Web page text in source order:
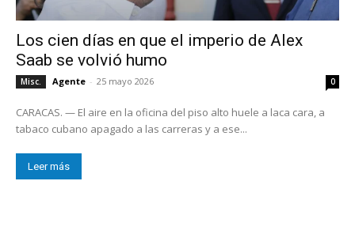
Los cien días en que el imperio de Alex
Saab se volvió humo
Misc. Agente - 25 mayo 2026 0
CARACAS. — El aire en la oficina del piso alto huele a laca cara, a
tabaco cubano apagado a las carreras y a ese...
Leer más